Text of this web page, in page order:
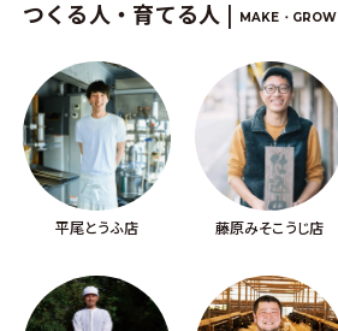
つくる人・育てる人 | MAKE・GROW
平尾とうふ店 藤原みそこうじ店